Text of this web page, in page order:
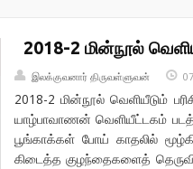
2018-2 மின்நூல்
இலக்குவனார் திருவள்ளுவன்
2018-2 மின்நூல் வெளியீடும்
யாழ்பாவாணன் வெளியீட்டகம்
பூங்காக்கள் போய் காதலில்
கிடைத்த குழந்தைகளைத்